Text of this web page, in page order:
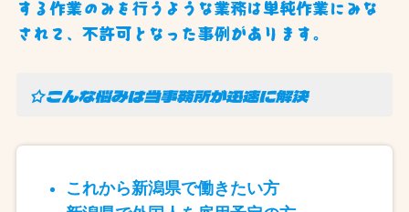
する作業のみを行うような業務は単純作業にみな
されて、不許可となった事例があります。
☆こんな悩みは当事務所が迅速に解決
これから新潟県で働きたい方